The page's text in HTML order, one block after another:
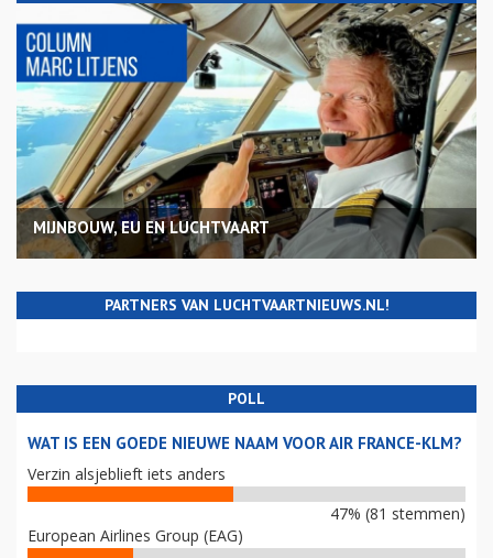
MIJNBOUW, EU EN LUCHTVAART
PARTNERS VAN LUCHTVAARTNIEUWS.NL!
POLL
WAT IS EEN GOEDE NIEUWE NAAM VOOR AIR FRANCE-KLM?
Verzin alsjeblieft iets anders
47% (81 stemmen)
European Airlines Group (EAG)